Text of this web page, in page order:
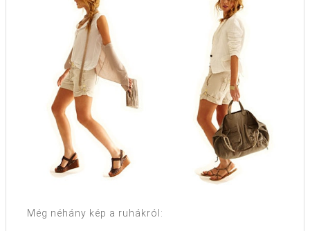
Még néhány kép a ruhákról: